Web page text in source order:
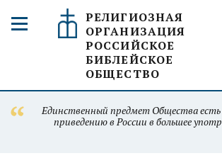
РЕЛИГИОЗНАЯ
ОРГАНИЗАЦИЯ
РОССИЙСКОЕ
БИБЛЕЙСКОЕ
ОБЩЕСТВО
Единственный предмет Общества есть
приведению в России в большее